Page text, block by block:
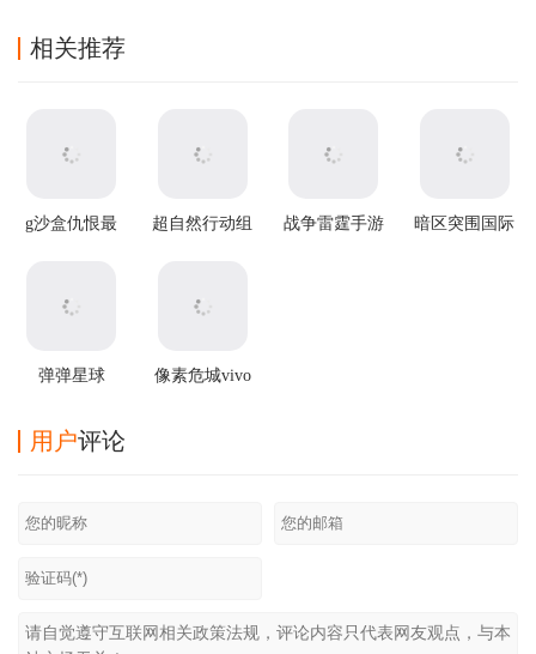
相关推荐
g沙盒仇恨最
超自然行动组
战争雷霆手游
暗区突围国际
弹弹星球
像素危城vivo
用户评论